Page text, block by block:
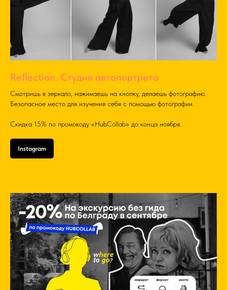
Reflection. Студия автопортрета
Смотришь в зеркало, нажимаешь на кнопку, делаешь фотографию.
Безопасное место для изучения себя с помощью фотографии.
Скидка 15% по промокоду «HubCollab» до конца ноября.
Instagram